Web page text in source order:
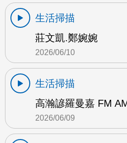
生活掃描
莊文凱.鄭婉婉
2026/06/10
生活掃描
高瀚諺羅曼嘉 FM
2026/06/09